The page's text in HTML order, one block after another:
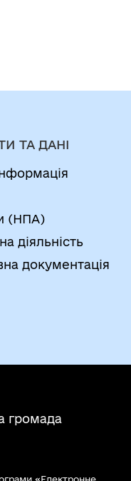
ТА ДАНІ
(НПА)
діяльність
документація
громада
«Електронне